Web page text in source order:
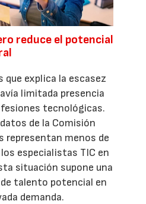
reduce el potencial
explica la escasez
limitada presencia
tecnológicas.
de la Comisión
representan menos de
especialistas TIC en
situación supone una
talento potencial en
demanda.